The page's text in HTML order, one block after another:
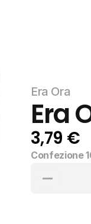
Era Ora
Era
3,79 €
Confezione